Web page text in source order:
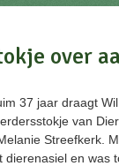
over
37 jaar draagt
van
Streefkerk.
dierenasiel en was